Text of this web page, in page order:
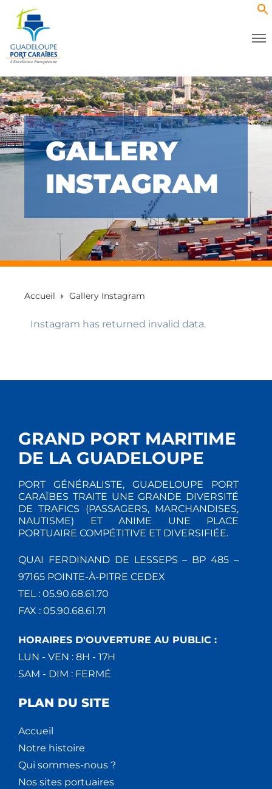
GALLERY
INSTAGRAM
Accueil Gallery Instagram
Instagram has returned invalid data.
GRAND PORT MARITIME
DE LA GUADELOUPE
PORT GÉNÉRALISTE, GUADELOUPE PORT
CARAÏBES TRAITE UNE GRANDE DIVERSITÉ
DE TRAFICS (PASSAGERS, MARCHANDISES,
NAUTISME) ET ANIME UNE PLACE
PORTUAIRE COMPÉTITIVE ET DIVERSIFIÉE.
QUAI FERDINAND DE LESSEPS – BP 485 –
97165 POINTE-À-PITRE CEDEX
TEL : 05.90.68.61.70
FAX : 05.90.68.61.71
HORAIRES D'OUVERTURE AU PUBLIC :
LUN - VEN : 8H - 17H
SAM - DIM : FERMÉ
PLAN DU SITE
Accueil
Notre histoire
Qui sommes-nous ?
Nos sites portuaires